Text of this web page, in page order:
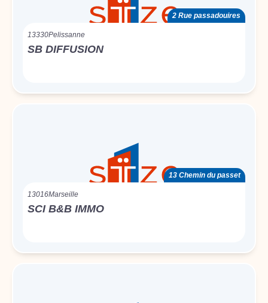
2 Rue passadouires
13330Pelissanne
SB DIFFUSION
13 Chemin du passet
13016Marseille
SCI B&B IMMO